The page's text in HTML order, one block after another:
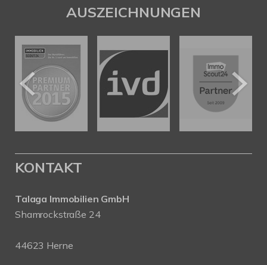
AUSZEICHNUNGEN
KONTAKT
Talaga Immobilien GmbH
Shamrockstraße 24
44623 Herne